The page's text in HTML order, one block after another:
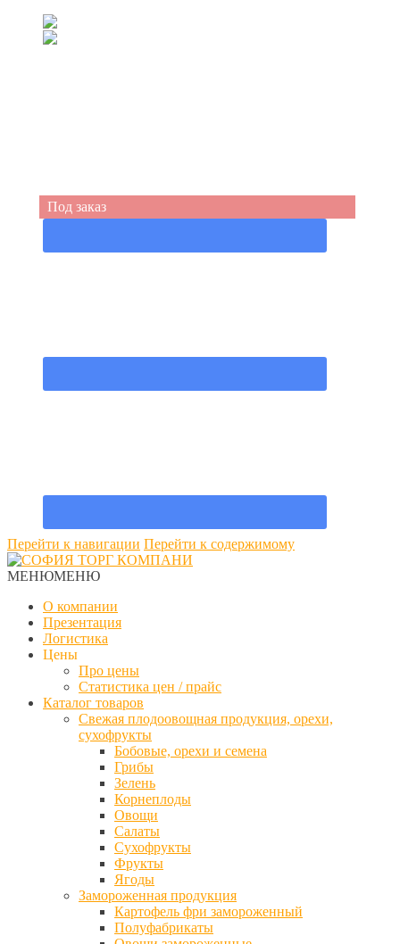
Перейти к навигации Перейти к содержимому
МЕНЮМЕНЮ
О компании
Презентация
Логистика
Цены
Про цены
Статистика цен / прайс
Каталог товаров
Свежая плодоовощная продукция, орехи,
сухофрукты
Бобовые, орехи и семена
Грибы
Зелень
Корнеплоды
Овощи
Салаты
Сухофрукты
Фрукты
Ягоды
Замороженная продукция
Картофель фри замороженный
Полуфабрикаты